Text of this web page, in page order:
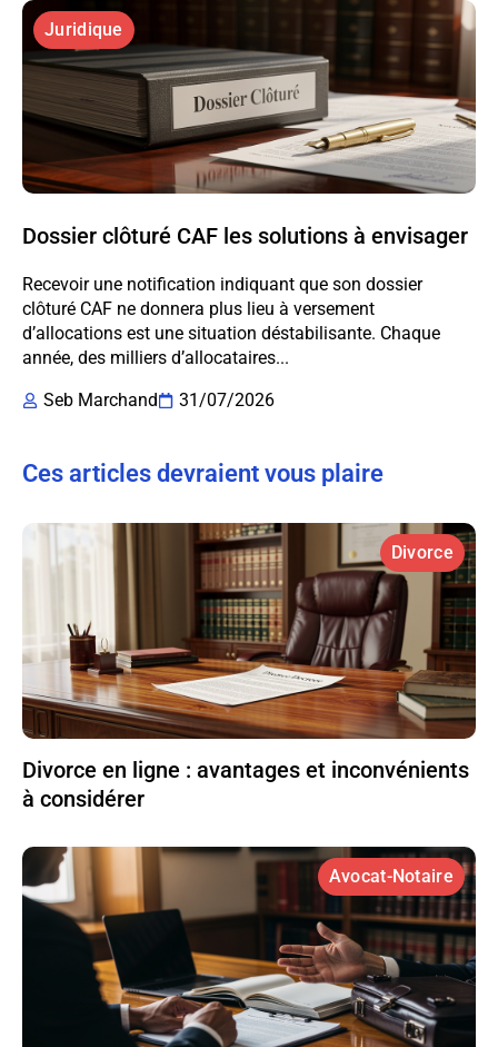
Juridique
Dossier clôturé CAF les solutions à envisager
Recevoir une notification indiquant que son dossier
clôturé CAF ne donnera plus lieu à versement
d’allocations est une situation déstabilisante. Chaque
année, des milliers d’allocataires...
Seb Marchand
31/07/2026
Ces articles devraient vous plaire
Divorce
Divorce en ligne : avantages et inconvénients
à considérer
Avocat-Notaire